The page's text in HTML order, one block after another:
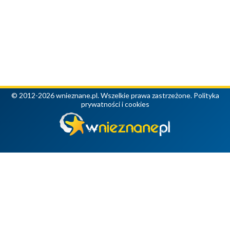
© 2012-2026 wnieznane.pl. Wszelkie prawa zastrzeżone. Polityka
prywatności i cookies